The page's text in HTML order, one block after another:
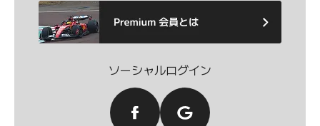
ソーシャルログイン